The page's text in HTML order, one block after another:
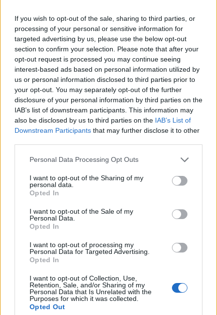
If you wish to opt-out of the sale, sharing to third parties, or
processing of your personal or sensitive information for
targeted advertising by us, please use the below opt-out
section to confirm your selection. Please note that after your
opt-out request is processed you may continue seeing
interest-based ads based on personal information utilized by
us or personal information disclosed to third parties prior to
your opt-out. You may separately opt-out of the further
disclosure of your personal information by third parties on the
IAB’s list of downstream participants. This information may
also be disclosed by us to third parties on the IAB’s List of
Downstream Participants that may further disclose it to other
Personal Data Processing Opt Outs
I want to opt-out of the Sharing of my
personal data.
Opted In
I want to opt-out of the Sale of my
Personal Data.
Opted In
I want to opt-out of processing my
Personal Data for Targeted Advertising.
Opted In
I want to opt-out of Collection, Use,
Retention, Sale, and/or Sharing of my
Personal Data that Is Unrelated with the
Purposes for which it was collected.
Opted Out
2013. január 22. 21:33
Ügyészek vizsgálatot kezdeményeztek kedden a
görög statisztikai hivatal vezetője és két
munkatársa ellen, mert szerintük szándékosan a
valódinál nagyobbnak tüntették fel a 2009-es
görög államháztartási deficitet, azaz a
ténylegesnél rosszabbnak az ország gazdasági
helyzetét.
(GDP) 15,4 százaléka, és nem 13,6 százalék, ahogy az a
korábbi kimutatásban szerepelt. Egy évvel később a
statisztikai hivatal igazgatótanácsának egy korábbi tagja
azt állította, hogy szándékosan növelték meg a számot,
ezzel adva okot a kemény megszorító...
KEDVES OLVASÓNK!
A keresett cikk a portfolio.hu hírarchívumához
regisztrációhoz kötött.
Az előfizetés a következőket tartalmazza:
Portfolio.hu teljes cikkarchívum